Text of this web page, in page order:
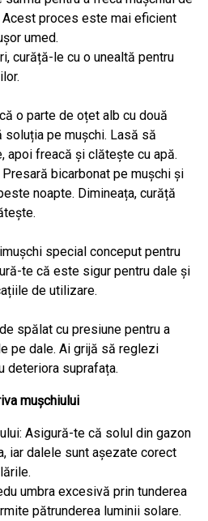
Acest proces este mai eficient
umed.
curăță-le cu o unealtă pentru
o parte de oțet alb cu două
pe mușchi. Lasă să
apoi freacă și clătește cu apă.
bicarbonat pe mușchi și
noapte. Dimineața, curăță
special conceput pentru
te că este sigur pentru dale și
de utilizare.
spălat cu presiune pentru a
pe dale. Ai grijă să reglezi
deteriora suprafața.
mușchiului
Asigură-te că solul din gazon
iar dalele sunt așezate corect
umbra excesivă prin tunderea
pătrunderea luminii solare.